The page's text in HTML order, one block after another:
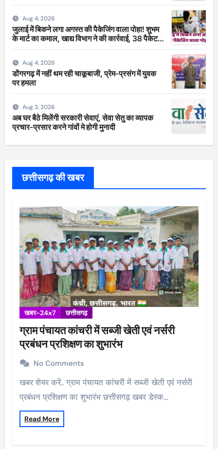
Aug 4, 2026
जुलाई में बिकने लगा अगस्त की पैकेजिंग वाला पोहा! शुभम
के मार्ट का कमाल, खाद्य विभाग ने की कार्रवाई, 38 पैकेट
सीज
Aug 4, 2026
डोंगरगढ़ में नहीं थम रही चाकूबाजी, प्रेम-प्रसंग में युवक
पर हमला
Aug 3, 2026
अब घर बैठे मिलेंगी सरकारी सेवाएं, सेवा सेतु का व्यापक
प्रचार-प्रसार करने गांवों मे होगी मुनादी
छत्तीसगढ़ की खबर
खबर-24x7 छत्तीसगढ़
ग्राम पंचायत कांचरी में सब्जी खेती एवं नर्सरी
प्रबंधन प्रशिक्षण का शुभारंभ
No Comments
खबर शेयर करें.. ग्राम पंचायत कांचरी में सब्जी खेती एवं नर्सरी
प्रबंधन प्रशिक्षण का शुभारंभ छत्तीसगढ़ खबर डेस्क…
Read More